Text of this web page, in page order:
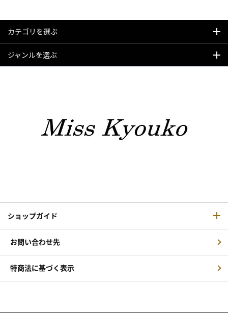
カテゴリを選ぶ
ジャンルを選ぶ
ショップガイド
お問い合わせ先
特商法に基づく表示